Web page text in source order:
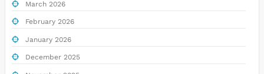
March 2026
February 2026
January 2026
December 2025